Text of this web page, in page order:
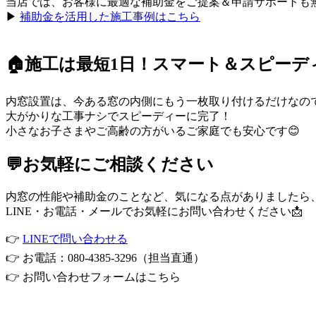
▶ 補助金を活用した施工事例はこちら
🏠施工は最短1日！スマート＆スピーデ
内窓設置は、今ある窓の内側にもう一枚取り付けるだけなの
大がかりな工事ナシでスピーディーに完了！
小さなお子さまやご高齢の方がいるご家庭でも安心です😊
💬お気軽にご相談ください
内窓の性能や補助金のことなど、気になる点がありましたら、
LINE・お電話・メールでお気軽にお問い合わせください📩
👉 LINEで問い合わせる
👉 お電話：080-4385-3296（担当直通）
👉 お問い合わせフォームはこちら